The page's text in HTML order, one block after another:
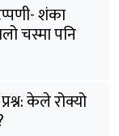
शंका
चस्मा पनि
केले रोक्यो